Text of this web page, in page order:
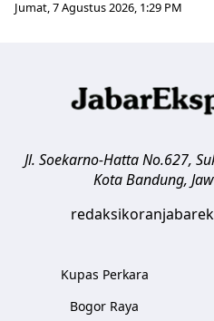
Jumat, 7 Agustus 2026, 1:29 PM
Jl. Soekarno-Hatta No.627,
Kota Bandung,
Kupas Perkara
Bogor Raya